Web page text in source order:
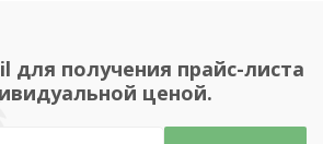
для получения прайс-листа
ценой.